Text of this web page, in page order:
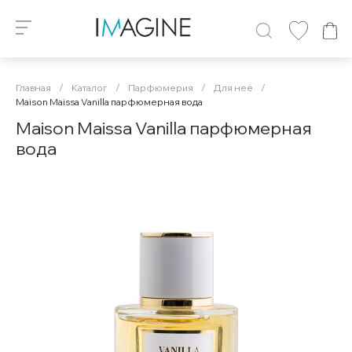
Главная / Каталог / Парфюмерия / Для неё
/
Maison Maissa Vanilla парфюмерная вода
Maison Maissa Vanilla парфюмерная
вода